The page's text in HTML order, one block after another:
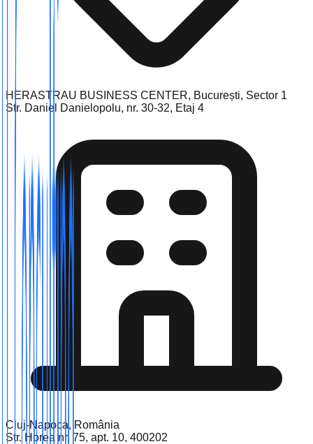
HERASTRAU BUSINESS CENTER, București, Sector 1
Str. Daniel Danielopolu, nr. 30-32, Etaj 4
Cluj-Napoca, România
Str. Horea nr. 75, apt. 10, 400202